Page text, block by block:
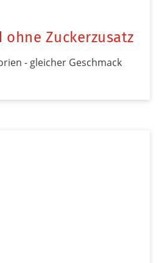
Zuckerzusatz
- gleicher Geschmack